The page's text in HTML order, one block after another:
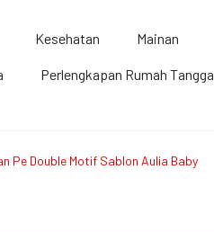
Kesehatan Mainan
Perlengkapan Rumah Tangga
Pe Double Motif Sablon Aulia Baby